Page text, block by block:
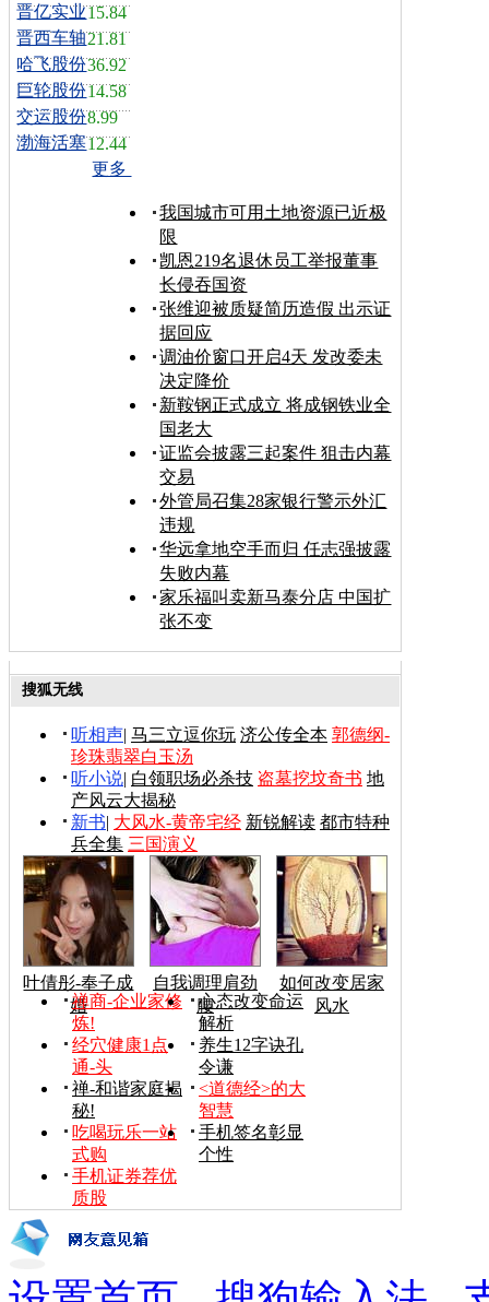
晋亿实业15.84
晋西车轴21.81
哈飞股份36.92
巨轮股份14.58
交运股份8.99
渤海活塞12.44
更多
我国城市可用土地资源已近极
限
凯恩219名退休员工举报董事
长侵吞国资
张维迎被质疑简历造假 出示证
据回应
调油价窗口开启4天 发改委未
决定降价
新鞍钢正式成立 将成钢铁业全
国老大
证监会披露三起案件 狙击内幕
交易
外管局召集28家银行警示外汇
违规
华远拿地空手而归 任志强披露
失败内幕
家乐福叫卖新马泰分店 中国扩
张不变
搜狐无线
听相声| 马三立逗你玩 济公传全本 郭德纲-
珍珠翡翠白玉汤
听小说| 白领职场必杀技 盗墓挖坟奇书 地
产风云大揭秘
新书| 大风水-黄帝宅经 新锐解读 都市特种
兵全集 三国演义
叶倩彤-奉子成
婚
自我调理肩劲
腰
如何改变居家
风水
禅商-企业家修
炼!
心态改变命运
解析
经穴健康1点
通-头
养生12字诀孔
令谦
禅-和谐家庭揭
秘!
<道德经>的大
智慧
吃喝玩乐一站
式购
手机签名彰显
个性
手机证券荐优
质股